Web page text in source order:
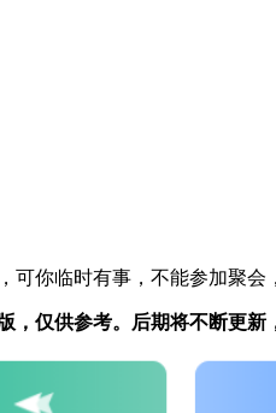
你临时有事，不能参加聚会
仅供参考。后期将不断更新